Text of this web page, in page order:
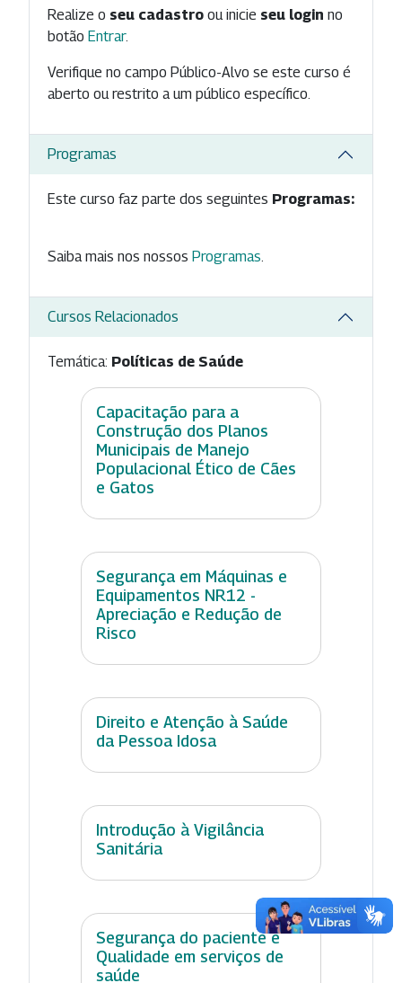
Realize o seu cadastro ou inicie seu login no
botão Entrar.
Verifique no campo Público-Alvo se este curso é
aberto ou restrito a um público específico.
Programas
Este curso faz parte dos seguintes Programas:
Saiba mais nos nossos Programas
Cursos Relacionados
Temática: Políticas de Saúde
Capacitação para a
Construção dos Planos
Municipais de Manejo
Populacional Ético de Cães
e Gatos
Segurança em Máquinas e
Equipamentos NR12 -
Apreciação e Redução de
Risco
Direito e Atenção à Saúde
da Pessoa Idosa
Introdução à Vigilância
Sanitária
Segurança do paciente e
Qualidade em serviços de
saúde